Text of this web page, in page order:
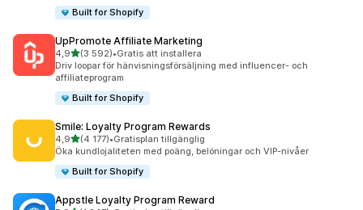
Built for Shopify
UpPromote Affiliate Marketing
4,9av 5 stjärnor
(3 592)
3592 recensioner totalt
•Gratis att installera
Driv loopar för hänvisningsförsäljning med influencer- och
affiliateprogram
Built for Shopify
Smile: Loyalty Program Rewards
4,9av 5 stjärnor
(4 177)
4177 recensioner totalt
•Gratisplan tillgänglig
Öka kundlojaliteten med poäng, belöningar och VIP-nivåer
Built for Shopify
Appstle Loyalty Program Reward